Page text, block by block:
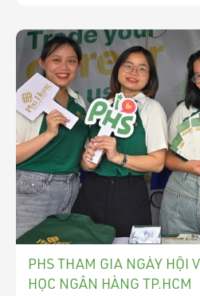
PHS THAM GIA NGÀY HỘI
HỌC NGÂN HÀNG TP.HCM